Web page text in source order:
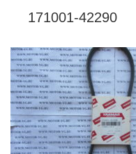
171001-42290